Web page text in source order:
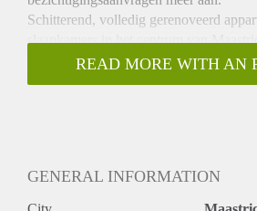
Schitterend, volledig gerenoveerd
slaapkamers in het centrum van
Dit appartement is op de 1ste
karakteristiek pand en kenmerkt zich
beschikt over 3 slaapkamers over 2
beschikt het over een moderne
READ MORE WITH AN
GENERAL INFORMATION